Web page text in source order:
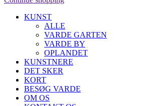
KUNST
ALLE
VARDE GARTEN
VARDE BY
OPLANDET
KUNSTNERE
DET SKER
KORT
BESØG VARDE
OM OS